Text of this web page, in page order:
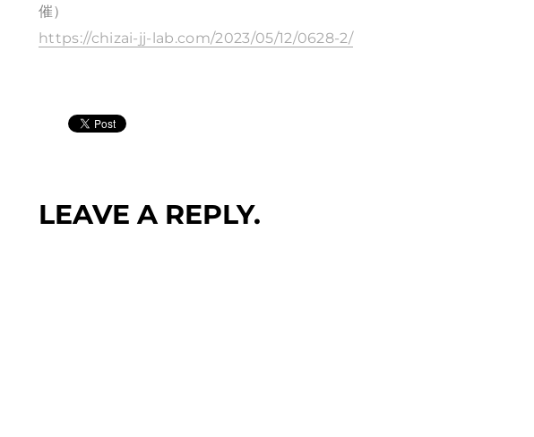
催）
https://chizai-jj-lab.com/2023/05/12/0628-2/
LEAVE A REPLY.